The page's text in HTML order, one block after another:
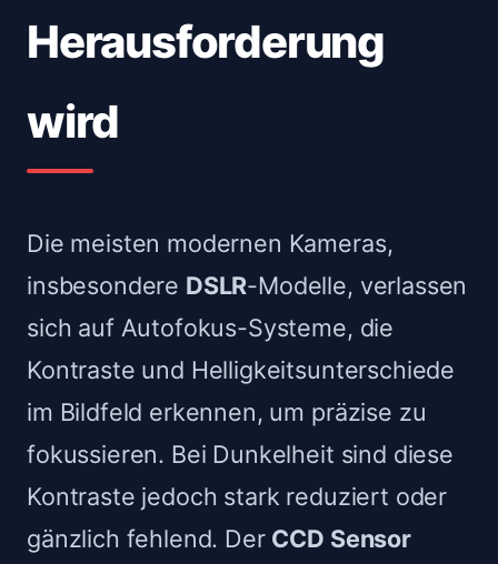
Herausforderung
wird
Die meisten modernen Kameras,
insbesondere DSLR-Modelle, verlassen
sich auf Autofokus-Systeme, die
Kontraste und Helligkeitsunterschiede
im Bildfeld erkennen, um präzise zu
fokussieren. Bei Dunkelheit sind diese
Kontraste jedoch stark reduziert oder
gänzlich fehlend. Der CCD Sensor